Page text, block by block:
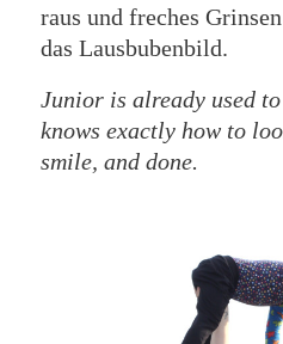
raus und freches
das Lausbubenbild.
Junior is already used
knows exactly how to
smile, and done.